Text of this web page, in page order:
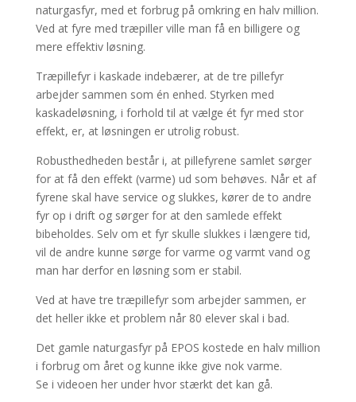
naturgasfyr, med et forbrug på omkring en halv million.
Ved at fyre med træpiller ville man få en billigere og
mere effektiv løsning.
Træpillefyr i kaskade indebærer, at de tre pillefyr
arbejder sammen som én enhed. Styrken med
kaskadeløsning, i forhold til at vælge ét fyr med stor
effekt, er, at løsningen er utrolig robust.
Robusthedheden består i, at pillefyrene samlet sørger
for at få den effekt (varme) ud som behøves. Når et af
fyrene skal have service og slukkes, kører de to andre
fyr op i drift og sørger for at den samlede effekt
bibeholdes. Selv om et fyr skulle slukkes i længere tid,
vil de andre kunne sørge for varme og varmt vand og
man har derfor en løsning som er stabil.
Ved at have tre træpillefyr som arbejder sammen, er
det heller ikke et problem når 80 elever skal i bad.
Det gamle naturgasfyr på EPOS kostede en halv million
i forbrug om året og kunne ikke give nok varme.
Se i videoen her under hvor stærkt det kan gå.